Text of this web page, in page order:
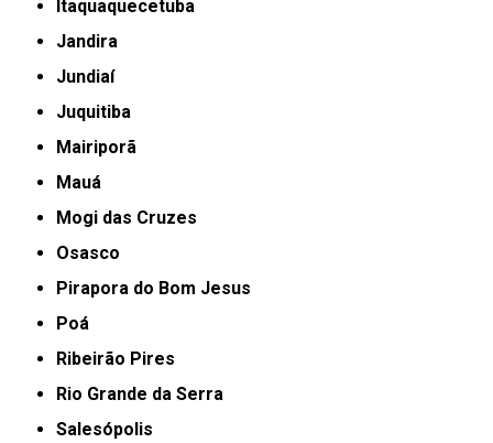
Itaquaquecetuba
Jandira
Jundiaí
Juquitiba
Mairiporã
Mauá
Mogi das Cruzes
Osasco
Pirapora do Bom Jesus
Poá
Ribeirão Pires
Rio Grande da Serra
Salesópolis